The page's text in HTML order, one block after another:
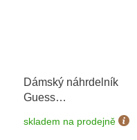
Dámský náhrdelník
Guess
JUBN04162JWRHT/U
skladem na prodejně